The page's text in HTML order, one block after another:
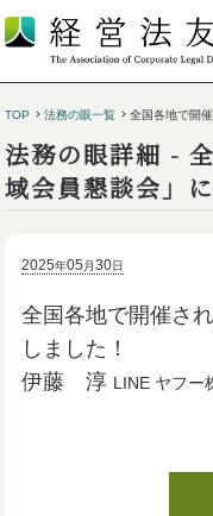
TOP 法務の眼一覧 全国各地で開
法務の眼詳細 -
域会員懇談会」
2025年05 月30日
全国各地で開催さ
しました！
伊藤 淳 LINE ヤフ